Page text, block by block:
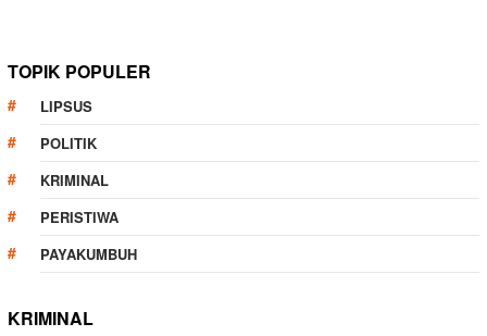
TOPIK POPULER
LIPSUS
POLITIK
KRIMINAL
PERISTIWA
PAYAKUMBUH
KRIMINAL